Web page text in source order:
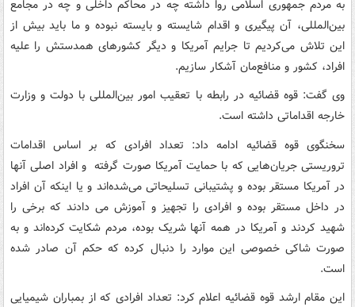
به مردم جمهوری اسلامی روا داشته چه در محاکم داخلی و چه در مجامع
بین‌المللی، آن پیگیری و اقدام شایسته و بایسته نبوده و ما باید بیش از
این تلاش می‌کردیم تا جرایم آمریکا و دیگر کشورهای همدستش را علیه
افراد، کشور و منافع‌مان آشکار سازیم.
وی گفت: قوه قضائیه در رابطه با تعقیب امور بین‌المللی با دولت و وزارت
خارجه اقداماتی داشته است.
سخنگوی قوه قضائیه ادامه داد: تعداد افرادی که بر اساس اقدامات
تروریستی جریان‌هایی که با حمایت آمریکا صورت گرفته و افراد اصلی آنها
در آمریکا مستقر بوده و پشتیبانی تسلیحاتی می‌شده‌اند و یا اینکه آن افراد
در داخل مستقر بوده و افرادی را تجهیز و آموزش می دادند که برخی را
شهید کردند و آمریکا در همه آنها شریک بوده، مردم شکایت کرده‌اند و به
صورت شاکی خصوصی این موارد را دنبال کرده که حکم آن صادر شده
است.
این مقام ارشد قوه قضائیه اعلام کرد: تعداد افرادی که از بمباران شیمیایی